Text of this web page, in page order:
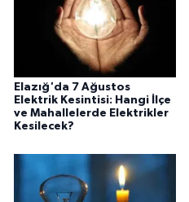
Elazığ'da 7 Ağustos
Elektrik Kesintisi: Hangi İlçe
ve Mahallelerde Elektrikler
Kesilecek?